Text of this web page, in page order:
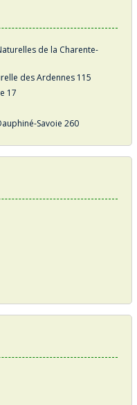
de la Charente-
des Ardennes 115
17
Savoie 260